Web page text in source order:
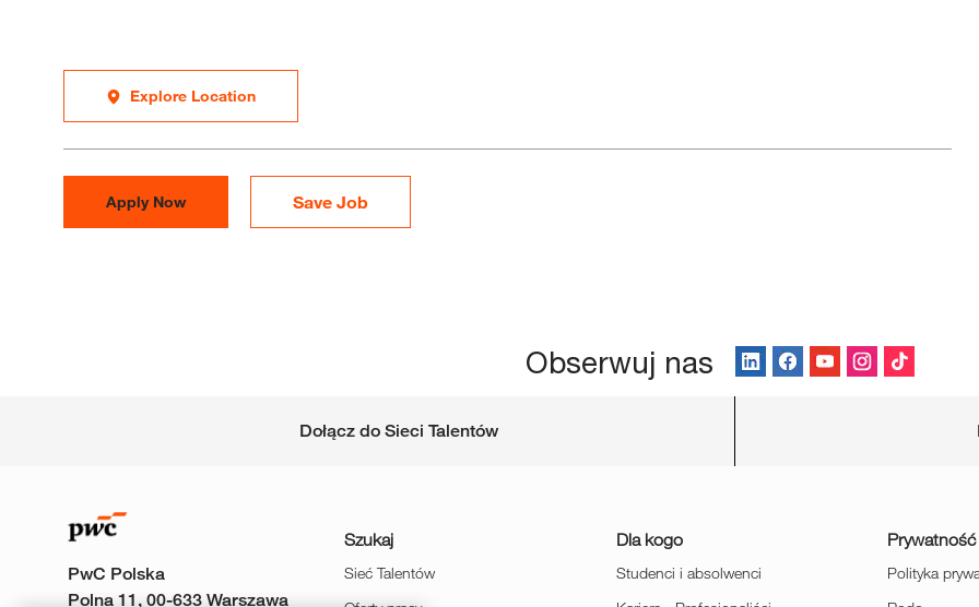
Explore Location
Apply Now Save Job
Obserwuj nas
Dołącz do Sieci Talentów
PwC Polska
Polna 11, 00-633 Warszawa
Szukaj
Sieć Talentów
Dla kogo
Studenci i absolwenci
Prywatność
Polityka